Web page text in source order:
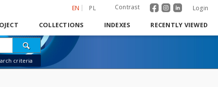
EN PL Contrast Login
COLLECTIONS INDEXES RECENTLY VIEWED
criteria